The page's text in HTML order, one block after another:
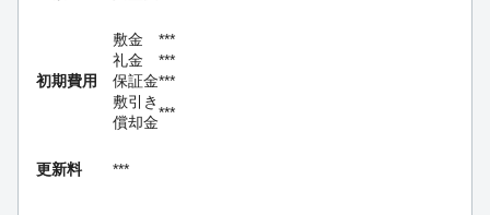
初期費用
敷金
***
礼金
***
保証金***
敷引き
償却金
***
更新料 ***